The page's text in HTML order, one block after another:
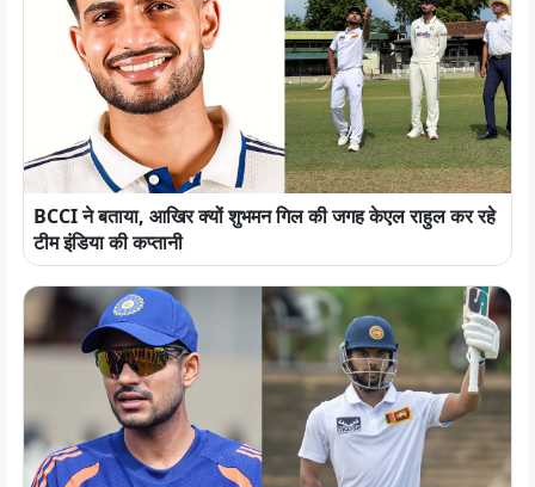
BCCI ने बताया, आखिर क्यों शुभमन गिल की जगह केएल राहुल कर रहे
टीम इंडिया की कप्तानी